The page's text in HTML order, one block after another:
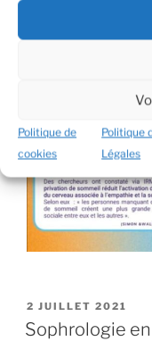
Politique de
cookies
Politique
Légales
PUBLIÉ
LE
2 JUILLET 2021
Sophrologie